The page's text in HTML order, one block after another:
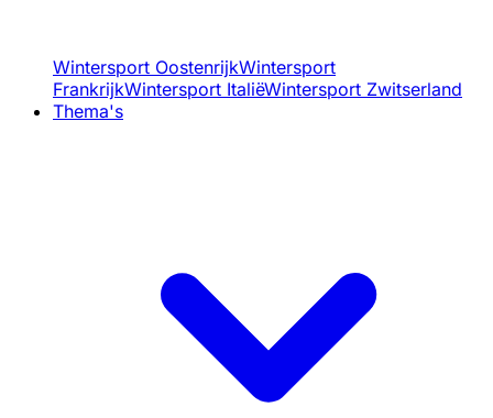
Wintersport OostenrijkWintersport
FrankrijkWintersport ItaliëWintersport Zwitserland
Thema's